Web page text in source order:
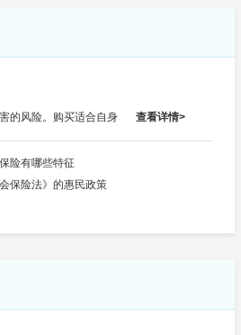
的风险。购买适合自身 查看详情>
险有哪些特征
会保险法》的惠民政策